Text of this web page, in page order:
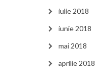
iulie 2018
iunie 2018
mai 2018
aprilie 2018